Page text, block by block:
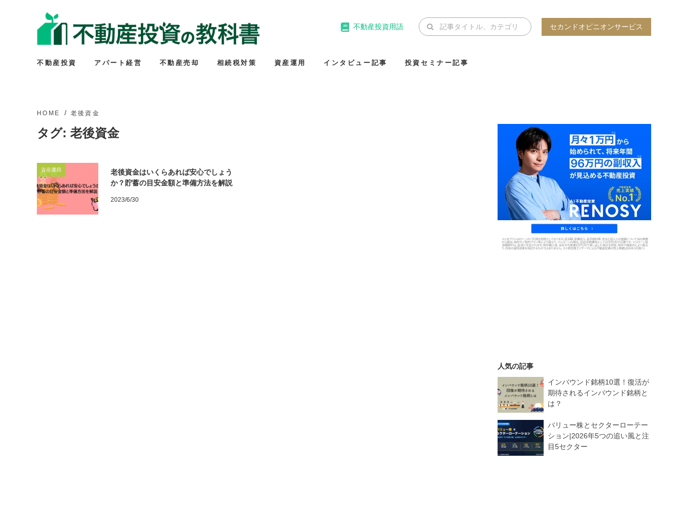
不動産投資用語 セカンドオピニオンサービス
不動産投資 アパート経営 不動産売却 相続税対策 資産運用 インタビュー記事 投資セミナー記事
HOME 老後資金
タグ: 老後資金
資産運用
老後資金はいくらあれば安心でしょう
か？貯蓄の目安金額と準備方法を解説
2023/6/30
インバウンド銘柄10選！復活が
期待されるインバウンド銘柄と
は？
バリュー株とセクターローテー
ション|2026年5つの追い風と注
目5セクター
人気の記事